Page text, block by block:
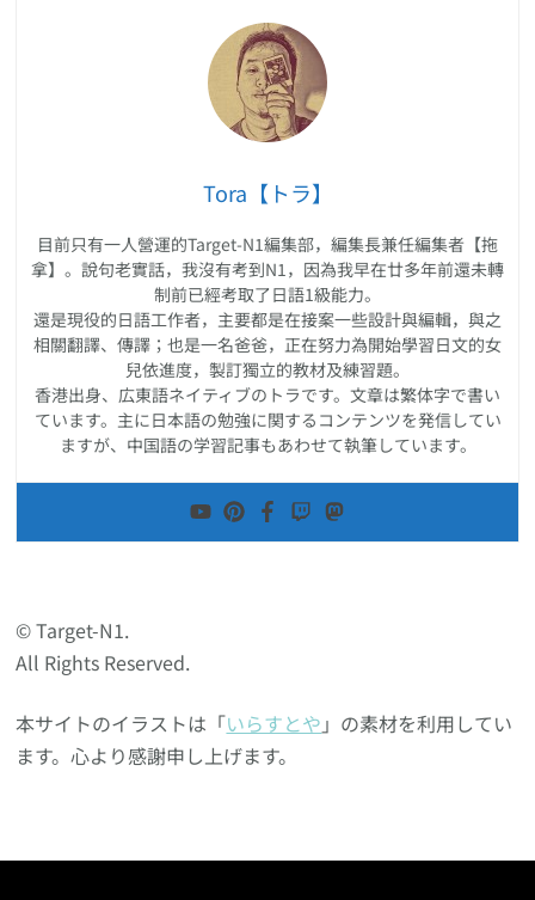
Tora【トラ】
目前只有一人營運的Target-N1編集部，編集長兼任編集者【拖
拿】。說句老實話，我沒有考到N1，因為我早在廿多年前還未轉
制前已經考取了日語1級能力。
還是現役的日語工作者，主要都是在接案一些設計與編輯，與之
相關翻譯、傳譯；也是一名爸爸，正在努力為開始學習日文的女
兒依進度，製訂獨立的教材及練習題。
香港出身、広東語ネイティブのトラです。文章は繁体字で書い
ています。主に日本語の勉強に関するコンテンツを発信してい
ますが、中国語の学習記事もあわせて執筆しています。
© Target-N1.
All Rights Reserved.
本サイトのイラストは「いらすとや 」の素材を利用してい
ます。心より感謝申し上げます。